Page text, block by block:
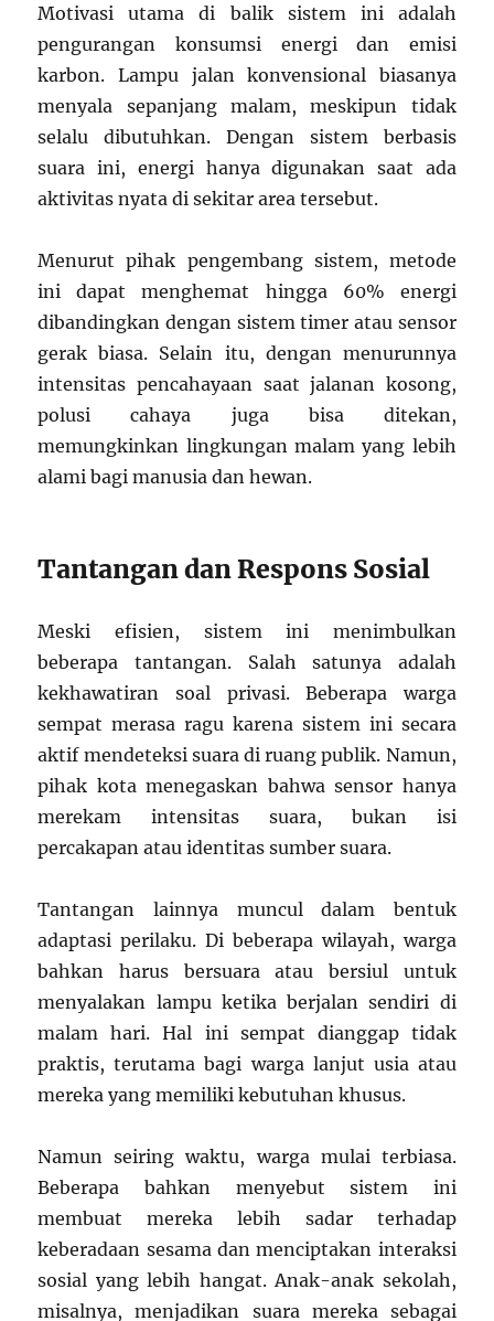
Motivasi utama di balik sistem ini adalah
pengurangan konsumsi energi dan emisi
karbon. Lampu jalan konvensional biasanya
menyala sepanjang malam, meskipun tidak
selalu dibutuhkan. Dengan sistem berbasis
suara ini, energi hanya digunakan saat ada
aktivitas nyata di sekitar area tersebut.
Menurut pihak pengembang sistem, metode
ini dapat menghemat hingga 60% energi
dibandingkan dengan sistem timer atau sensor
gerak biasa. Selain itu, dengan menurunnya
intensitas pencahayaan saat jalanan kosong,
polusi cahaya juga bisa ditekan,
memungkinkan lingkungan malam yang lebih
alami bagi manusia dan hewan.
Tantangan dan Respons Sosial
Meski efisien, sistem ini menimbulkan
beberapa tantangan. Salah satunya adalah
kekhawatiran soal privasi. Beberapa warga
sempat merasa ragu karena sistem ini secara
aktif mendeteksi suara di ruang publik. Namun,
pihak kota menegaskan bahwa sensor hanya
merekam intensitas suara, bukan isi
percakapan atau identitas sumber suara.
Tantangan lainnya muncul dalam bentuk
adaptasi perilaku. Di beberapa wilayah, warga
bahkan harus bersuara atau bersiul untuk
menyalakan lampu ketika berjalan sendiri di
malam hari. Hal ini sempat dianggap tidak
praktis, terutama bagi warga lanjut usia atau
mereka yang memiliki kebutuhan khusus.
Namun seiring waktu, warga mulai terbiasa.
Beberapa bahkan menyebut sistem ini
membuat mereka lebih sadar terhadap
keberadaan sesama dan menciptakan interaksi
sosial yang lebih hangat. Anak-anak sekolah,
misalnya, menjadikan suara mereka sebagai